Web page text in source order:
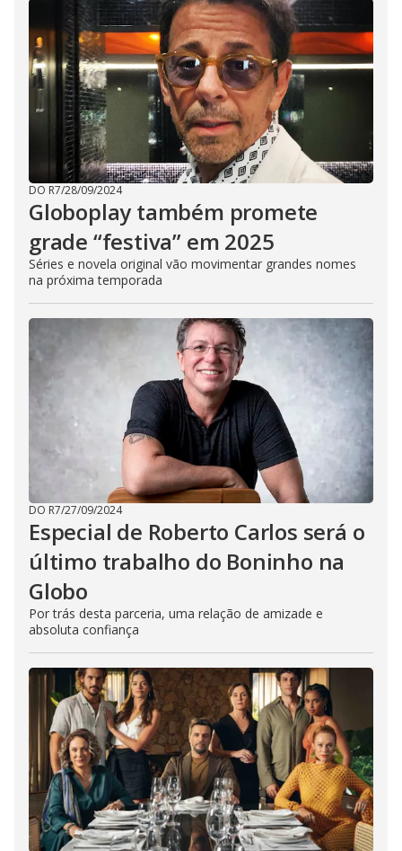
DO R7/28/09/2024
Globoplay também promete
grade “festiva” em 2025
Séries e novela original vão movimentar grandes nomes
na próxima temporada
DO R7/27/09/2024
Especial de Roberto Carlos será o
último trabalho do Boninho na
Globo
Por trás desta parceria, uma relação de amizade e
absoluta confiança